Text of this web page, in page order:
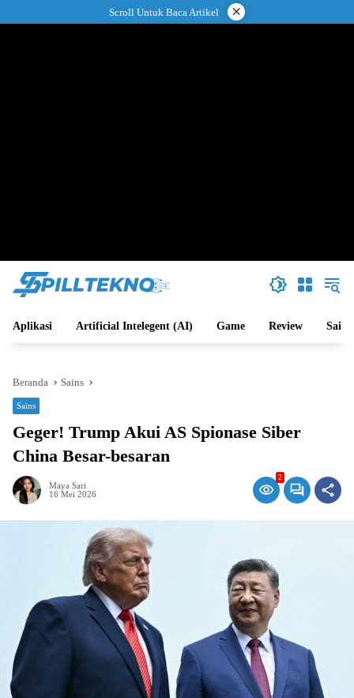
ke
Scroll Untuk Baca Artikel ×
Aplikasi Artificial Intelegent (AI) Game Review Sains
Beranda Sains
Sains
Geger! Trump Akui AS Spionase Siber
China Besar-besaran
Maya Sari
16 Mei 2026
2